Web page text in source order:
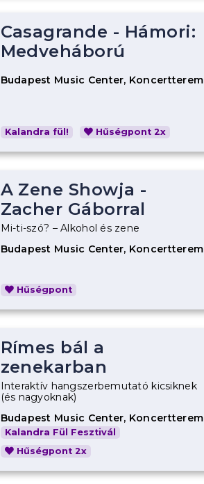
Casagrande - Hámori:
Medveháború
Budapest Music Center, Koncertterem
Kalandra fül! Hűségpont 2x
A Zene Showja -
Zacher Gáborral
Mi-ti-szó? – Alkohol és zene
Budapest Music Center, Koncertterem
Hűségpont
Rímes bál a
zenekarban
Interaktív hangszerbemutató kicsiknek
(és nagyoknak)
Budapest Music Center, Koncertterem
Kalandra Fül Fesztivál
Hűségpont 2x